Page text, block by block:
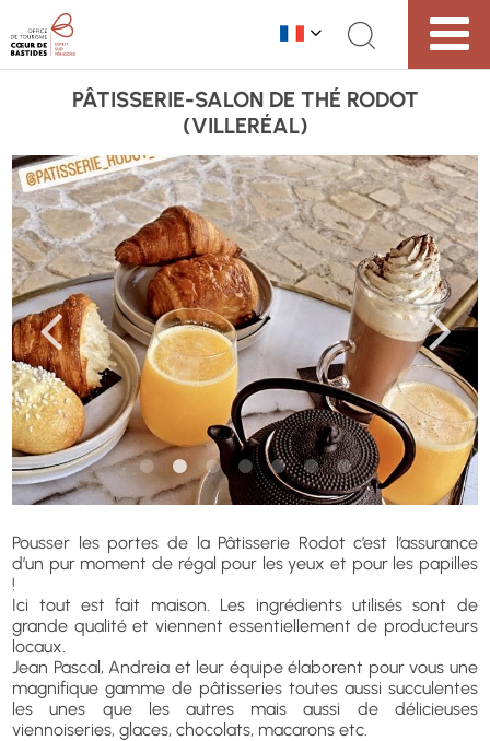
PÂTISSERIE-SALON DE THÉ RODOT
(VILLERÉAL)
Pousser les portes de la Pâtisserie Rodot c’est l’assurance
d’un pur moment de régal pour les yeux et pour les papilles
!
Ici tout est fait maison. Les ingrédients utilisés sont de
grande qualité et viennent essentiellement de producteurs
locaux.
Jean Pascal, Andreia et leur équipe élaborent pour vous une
magnifique gamme de pâtisseries toutes aussi succulentes
les unes que les autres mais aussi de délicieuses
viennoiseries, glaces, chocolats, macarons etc.